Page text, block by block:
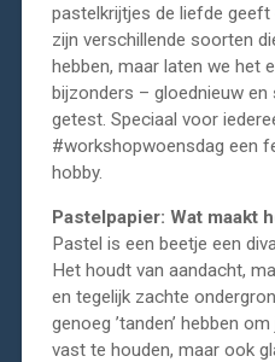
pastelkrijtjes de liefde geeft
zijn verschillende soorten
hebben, maar laten we het
bijzonders – gloednieuw
getest. Speciaal voor
#workshopwoensdag een
hobby.
Pastelpapier: Wat maakt
Pastel is een beetje een
Het houdt van aandacht,
en tegelijk zachte
genoeg ’tanden’ hebben
vast te houden, maar ook